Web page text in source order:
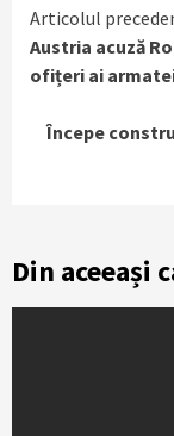
Continue
Reading
Articolul
Austria acuză
ofițeri ai
Începe
Din aceeași